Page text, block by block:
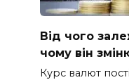
Від чого
чому він
Курс валют